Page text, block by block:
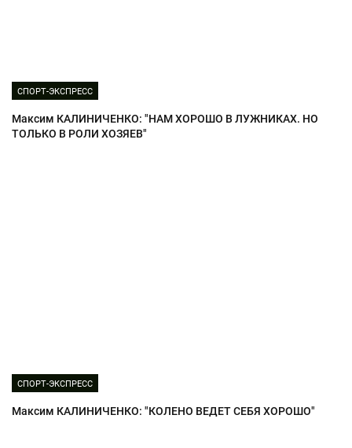
СПОРТ-ЭКСПРЕСС
Максим КАЛИНИЧЕНКО: "НАМ ХОРОШО В ЛУЖНИКАХ. НО
ТОЛЬКО В РОЛИ ХОЗЯЕВ"
СПОРТ-ЭКСПРЕСС
Максим КАЛИНИЧЕНКО: "КОЛЕНО ВЕДЕТ СЕБЯ ХОРОШО"